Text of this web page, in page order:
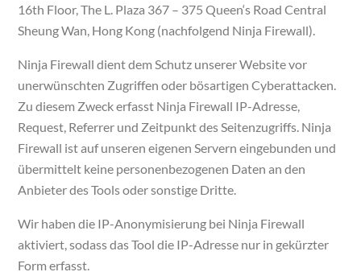
16th Floor, The L. Plaza 367 – 375 Queen‘s Road Central
Sheung Wan, Hong Kong (nachfolgend Ninja Firewall).
Ninja Firewall dient dem Schutz unserer Website vor
unerwünschten Zugriffen oder bösartigen Cyberattacken.
Zu diesem Zweck erfasst Ninja Firewall IP-Adresse,
Request, Referrer und Zeitpunkt des Seitenzugriffs. Ninja
Firewall ist auf unseren eigenen Servern eingebunden und
übermittelt keine personenbezogenen Daten an den
Anbieter des Tools oder sonstige Dritte.
Wir haben die IP-Anonymisierung bei Ninja Firewall
aktiviert, sodass das Tool die IP-Adresse nur in gekürzter
Form erfasst.